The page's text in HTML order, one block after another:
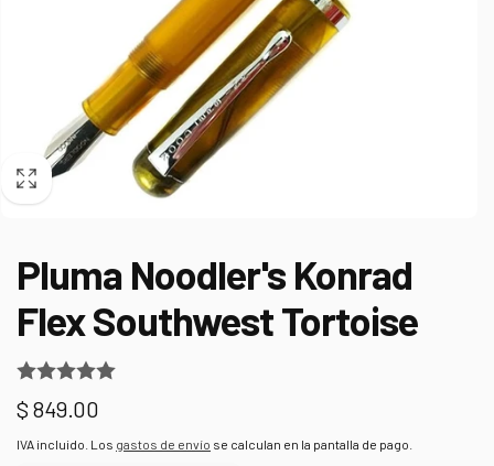
Pluma Noodler's Konrad
Flex Southwest Tortoise
Precio
habitual
$ 849.00
IVA incluido. Los gastos de envío se calculan en la pantalla de pago.